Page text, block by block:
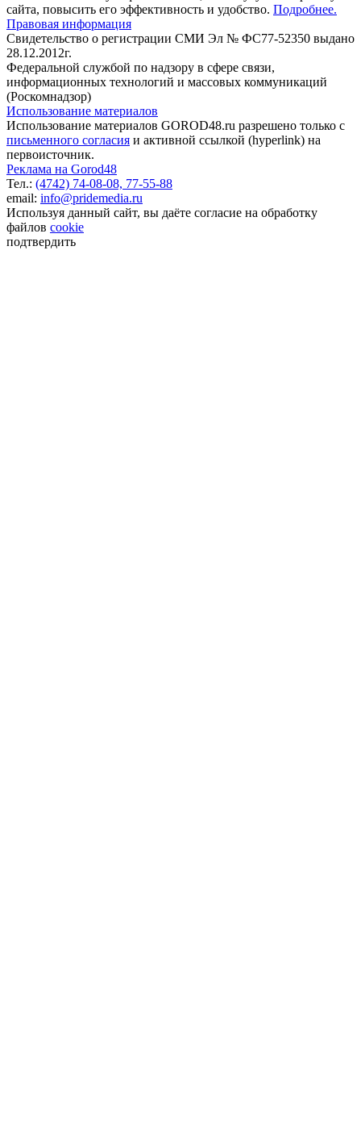
сайта, повысить его эффективность и удобство. Подробнее.
Правовая информация
Свидетельство о регистрации СМИ Эл № ФС77-52350 выдано
28.12.2012г.
Федеральной службой по надзору в сфере связи,
информационных технологий и массовых коммуникаций
(Роскомнадзор)
Использование материалов
Использование материалов GOROD48.ru разрешено только с
письменного согласия и активной ссылкой (hyperlink) на
первоисточник.
Реклама на Gorod48
Тел.: (4742) 74-08-08, 77-55-88
email: info@pridemedia.ru
Используя данный сайт, вы даёте согласие на обработку
файлов cookie
подтвердить